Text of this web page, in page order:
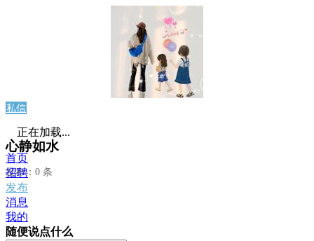
私信
心静如水
发布：0 条
正在加载...
首页
招聘
发布
消息
我的
随便说点什么